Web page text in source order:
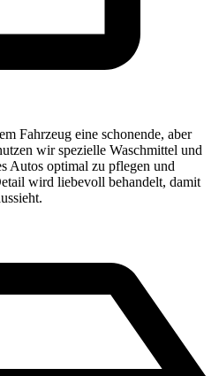
Fahrzeug eine schonende, aber
wir spezielle Waschmittel und
Autos optimal zu pflegen und
wird liebevoll behandelt, damit